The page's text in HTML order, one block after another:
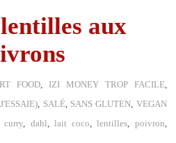
aux
FOOD, IZI MONEY TROP FACILE,
SALÉ, SANS GLUTEN VEGAN
,curry dahl lait coco ,lentilles poivron